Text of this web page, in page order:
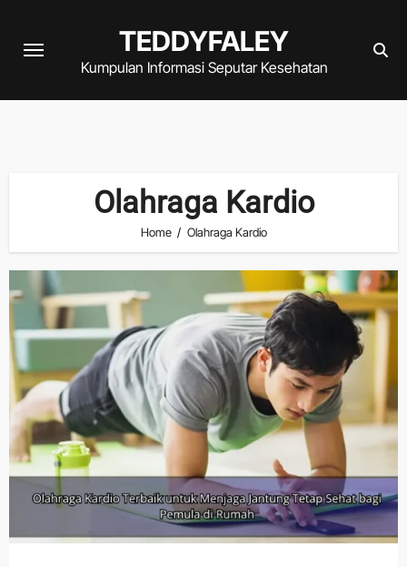
TEDDYFALEY
Kumpulan Informasi Seputar Kesehatan
Olahraga Kardio
Home Olahraga Kardio